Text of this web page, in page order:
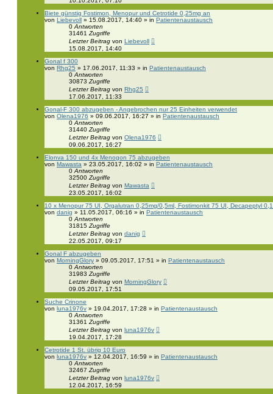
Biete günstig Fostimon, Menopur und Cetrotide 0,25mg an
von Liebevoll » 15.08.2017, 14:40 » in Patientenaustausch
0Antworten
31461Zugriffe
Letzter Beitrag von Liebevoll
15.08.2017, 14:40
Gonal f 300
von Rhg25 » 17.06.2017, 11:33 » in Patientenaustausch
0Antworten
30873Zugriffe
Letzter Beitrag von Rhg25
17.06.2017, 11:33
Gonal-F 300 abzugeben - Angebrochen nur 25 Einheiten verwendet
von Olena1976 » 09.06.2017, 16:27 » in Patientenaustausch
0Antworten
31440Zugriffe
Letzter Beitrag von Olena1976
09.06.2017, 16:27
Elonva 150 und 4x Menogon 75 abzugeben
von Mawasta » 23.05.2017, 16:02 » in Patientenaustausch
0Antworten
32500Zugriffe
Letzter Beitrag von Mawasta
23.05.2017, 16:02
10 x Menopur 75 UI, Orgalutran 0,25mg/0,5ml, Fostimonkit 75 UI, Decapeptyl
von danig » 11.05.2017, 06:16 » in Patientenaustausch
0Antworten
31815Zugriffe
Letzter Beitrag von danig
22.05.2017, 09:17
Gonal F abzugeben
von MorningGlory » 09.05.2017, 17:51 » in Patientenaustausch
0Antworten
31983Zugriffe
Letzter Beitrag von MorningGlory
09.05.2017, 17:51
Suche Crinone
von luna1976v » 19.04.2017, 17:28 » in Patientenaustausch
0Antworten
31361Zugriffe
Letzter Beitrag von luna1976v
19.04.2017, 17:28
Cetrotide 1 St. übrig 10 Euro
von luna1976v » 12.04.2017, 16:59 » in Patientenaustausch
0Antworten
32467Zugriffe
Letzter Beitrag von luna1976v
12.04.2017, 16:59